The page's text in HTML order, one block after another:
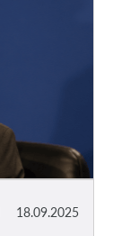
18.09.2025